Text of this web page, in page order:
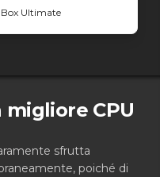
Ultimate
migliore CPU
sfrutta
poiché di